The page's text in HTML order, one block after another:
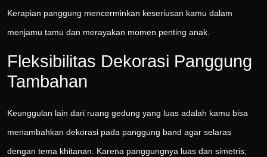
Kerapian panggung mencerminkan keseriusan kamu dalam
menjamu tamu dan merayakan momen penting anak.
Fleksibilitas Dekorasi Panggung
Tambahan
Keunggulan lain dari ruang gedung yang luas adalah kamu bisa
menambahkan dekorasi pada panggung band agar selaras
dengan tema khitanan. Karena panggungnya luas dan simetris,